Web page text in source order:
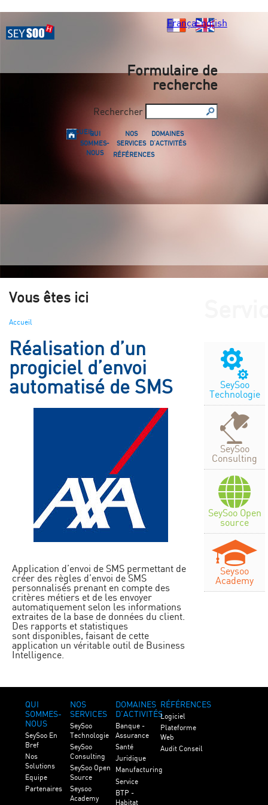
FrançaisEnglish
Formulaire de
recherche
Rechercher
ACCUEILQUI
SOMMES-
NOUS
NOS
SERVICES
DOMAINES
D'ACTIVITÉS
RÉFÉRENCES
Vous êtes ici
Accueil
Réalisation d’un
progiciel d’envoi
automatisé de SMS
Application d’envoi de SMS permettant de
créer des règles d’envoi de SMS
personnalisés prenant en compte des
critères métiers et de les envoyer
automatiquement selon les informations
extraites de la base de données du client.
Des rapports et statistiques
sont disponibles, faisant de cette
application un véritable outil de Business
Intelligence.
SeySoo
Technologie
SeySoo
Consulting
SeySoo Open
source
Seysoo
Academy
QUI
SOMMES-
NOUS
SeySoo En
Bref
Nos
Solutions
Equipe
Partenaires
NOS
SERVICES
SeySoo
Technologie
SeySoo
Consulting
SeySoo Open
Source
Seysoo
Academy
DOMAINES
D'ACTIVITÉS
Banque -
Assurance
Santé
Juridique
Manufacturing
Service
BTP -
Habitat
RÉFÉRENCES
Logiciel
Plateforme
Web
Audit Conseil